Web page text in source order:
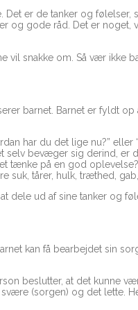
Det er de tanker og
og gode råd. Det er
vil snakke om. Så vær
barnet. Barnet er fyldt
har du det lige nu?”
selv bevæger sig derind,
tænke på en god
suk, tårer, hulk, træthed,
dele ud af sine tanker og
kan få bearbejdet sin
beslutter, at det kunne
(sorgen) og det lette.